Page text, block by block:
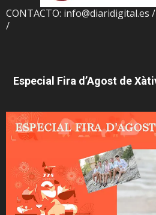
CONTACTO: info@diaridigital.es
/
Especial Fira d’Agost de